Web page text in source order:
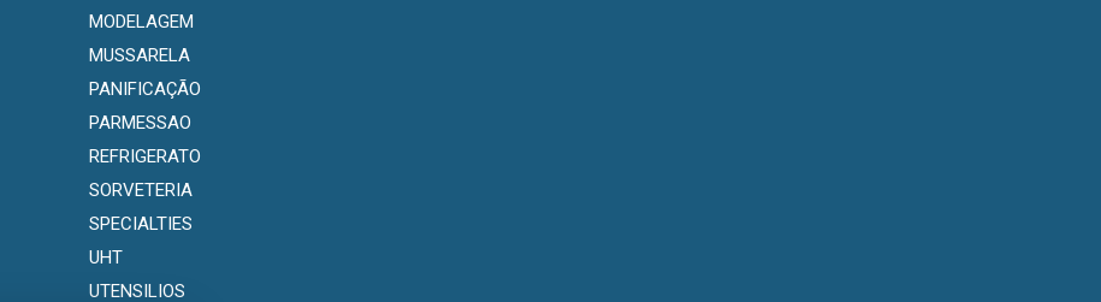
MODELAGEM
MUSSARELA
PANIFICAÇÃO
PARMESSAO
REFRIGERATO
SORVETERIA
SPECIALTIES
UHT
UTENSILIOS